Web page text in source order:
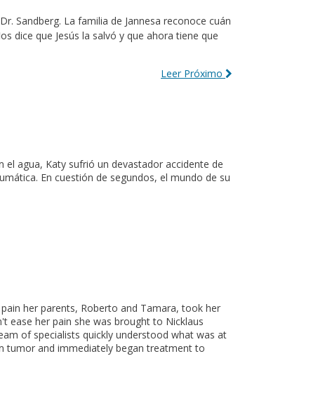
Sandberg. La familia de Jannesa reconoce cuán
dice que Jesús la salvó y que ahora tiene que
Leer Próximo
agua, Katy sufrió un devastador accidente de
En cuestión de segundos, el mundo de su
her parents, Roberto and Tamara, took her
ease her pain she was brought to Nicklaus
of specialists quickly understood what was at
tumor and immediately began treatment to